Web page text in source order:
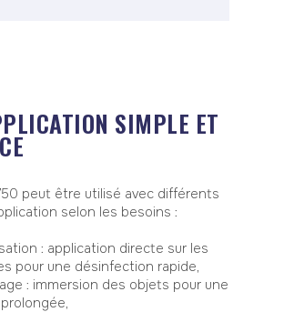
SIMPLE ET
peut être utilisé avec différents
selon les besoins :
: application directe sur les
pour une désinfection rapide,
: immersion des objets pour une